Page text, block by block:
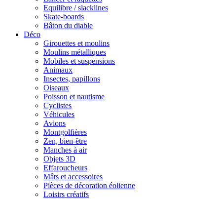
Equilibre / slacklines
Skate-boards
Bâton du diable
Déco
Girouettes et moulins
Moulins métalliques
Mobiles et suspensions
Animaux
Insectes, papillons
Oiseaux
Poisson et nautisme
Cyclistes
Véhicules
Avions
Montgolfières
Zen, bien-être
Manches à air
Objets 3D
Effaroucheurs
Mâts et accessoires
Pièces de décoration éolienne
Loisirs créatifs